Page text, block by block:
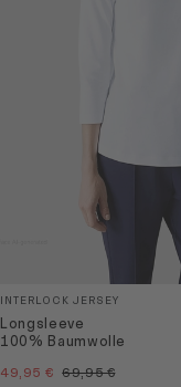
INTERLOCK JERSEY
Longsleeve
100% Baumwolle
49,95 € 69,95 €